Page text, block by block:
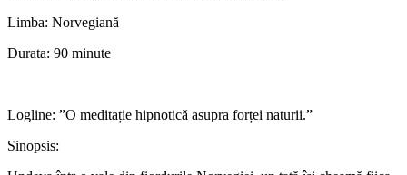
Limba: Norvegiană
Durata: 90 minute
Logline: ”O meditație hipnotică asupra forței naturii.”
Sinopsis: